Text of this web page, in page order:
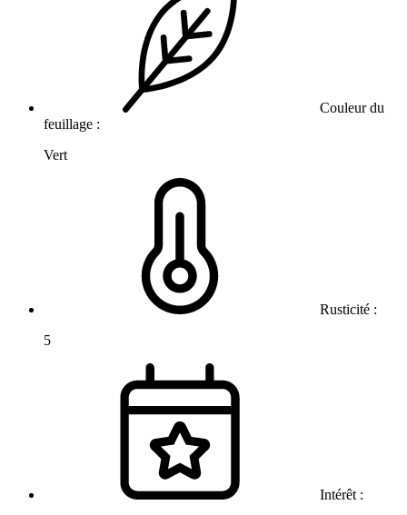
Couleur du
feuillage :
Vert
Rusticité :
5
Intérêt :